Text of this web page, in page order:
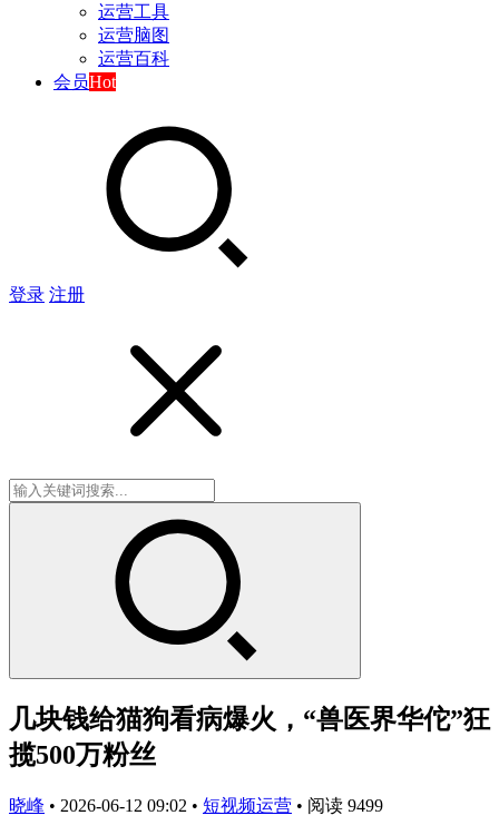
运营工具
运营脑图
运营百科
会员Hot
登录 注册
几块钱给猫狗看病爆火，“兽医界华佗”狂
揽500万粉丝
晓峰 • 2026-06-12 09:02 • 短视频运营 • 阅读 9499